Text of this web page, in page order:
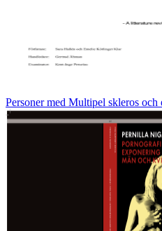
Personer med Multipel skleros och